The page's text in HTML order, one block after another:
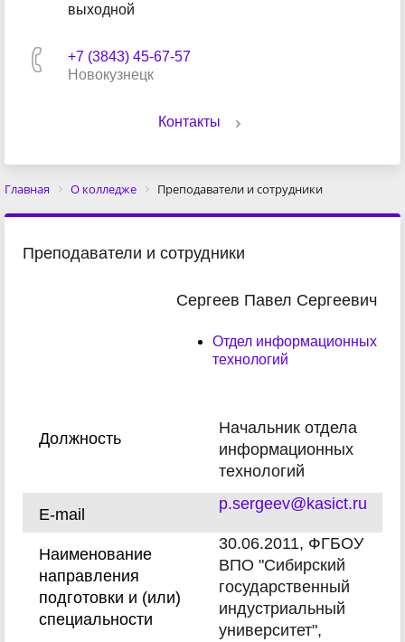
выходной
+7 (3843) 45-67-57
Новокузнецк
Контакты
Главная О колледже Преподаватели и сотрудники
Преподаватели и сотрудники
Сергеев Павел Сергеевич
Отдел информационных
технологий
Должность
Начальник отдела
информационных
технологий
E-mail
p.sergeev@kasict.ru
Наименование
направления
подготовки и (или)
специальности
30.06.2011, ФГБОУ
ВПО "Сибирский
государственный
индустриальный
университет",